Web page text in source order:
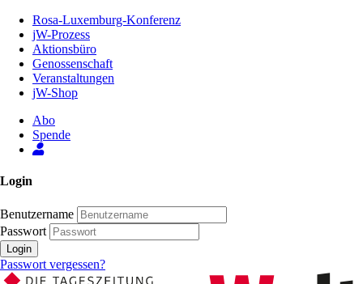
Inhalt
Seite
Rosa-Luxemburg-Konferenz
jW-Prozess
Aktionsbüro
Genossenschaft
Veranstaltungen
jW-Shop
Abo
Spende
Login
Benutzername
Passwort
Login
Passwort vergessen?